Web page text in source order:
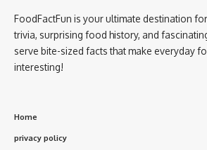
FoodFactFun is your ultimate destination
trivia, surprising food history, and
serve bite-sized facts that make everyday
interesting!
Home
privacy policy